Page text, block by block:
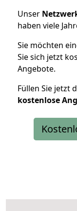
Unser
haben viele
Sie möchten
Sie sich jetzt
Angebote.
Füllen Sie jetzt
kostenlose